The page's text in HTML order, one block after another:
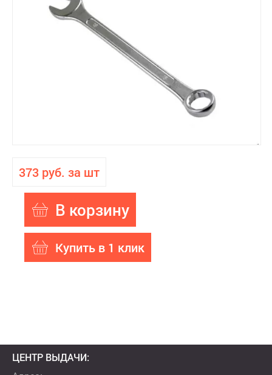
373 руб. за шт
В корзину
Купить в 1 клик
ЦЕНТР ВЫДАЧИ: